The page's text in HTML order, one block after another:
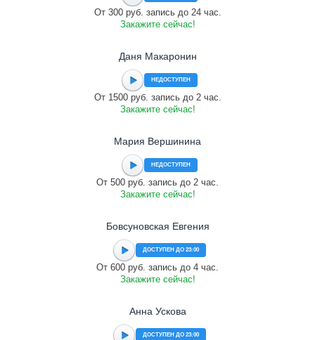
От 300 руб. запись до 24 час.
Закажите сейчас!
Даня Макаронин
НЕДОСТУПЕН
От 1500 руб. запись до 2 час.
Закажите сейчас!
Мария Вершинина
НЕДОСТУПЕН
От 500 руб. запись до 2 час.
Закажите сейчас!
Бовсуновская Евгения
ДОСТУПЕН ДО 23:00
От 600 руб. запись до 4 час.
Закажите сейчас!
Анна Ускова
ДОСТУПЕН ДО 23:00